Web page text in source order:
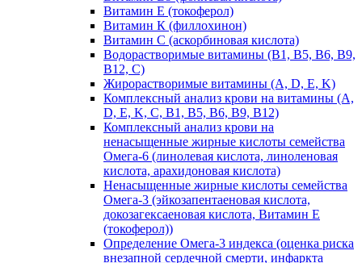
Витамин Е (токоферол)
Витамин К (филлохинон)
Витамин С (аскорбиновая кислота)
Водорастворимые витамины (B1, B5, B6, В9,
В12, С)
Жирорастворимые витамины (A, D, E, K)
Комплексный анализ крови на витамины (A,
D, E, K, C, B1, B5, B6, В9, B12)
Комплексный анализ крови на
ненасыщенные жирные кислоты семейства
Омега-6 (линолевая кислота, линоленовая
кислота, арахидоновая кислота)
Ненасыщенные жирные кислоты семейства
Омега-3 (эйкозапентаеновая кислота,
докозагексаеновая кислота, Витамин E
(токоферол))
Определение Омега-3 индекса (оценка риска
внезапной сердечной смерти, инфаркта